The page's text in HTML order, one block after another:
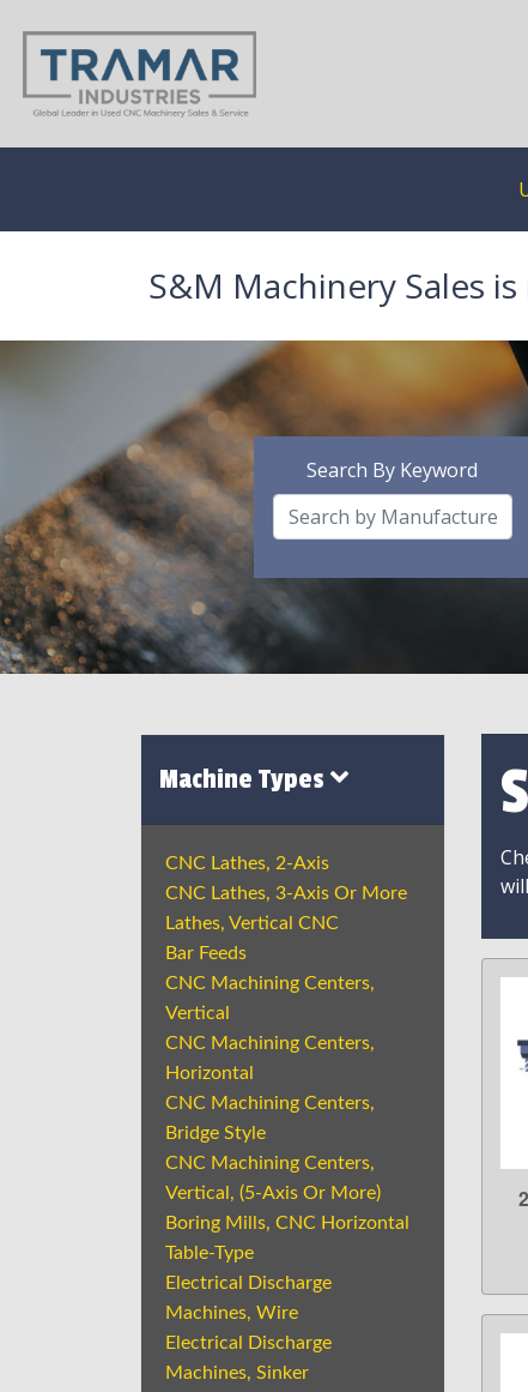
S&M Machinery Sales
Search By Keyword
Machine Types
CNC Lathes, 2-Axis
CNC Lathes, 3-Axis Or More
Lathes, Vertical CNC
Bar Feeds
CNC Machining Centers,
Vertical
CNC Machining Centers,
Horizontal
CNC Machining Centers,
Bridge Style
CNC Machining Centers,
Vertical, (5-Axis Or More)
Boring Mills, CNC Horizontal
Table-Type
Electrical Discharge
Machines, Wire
Electrical Discharge
Machines, Sinker